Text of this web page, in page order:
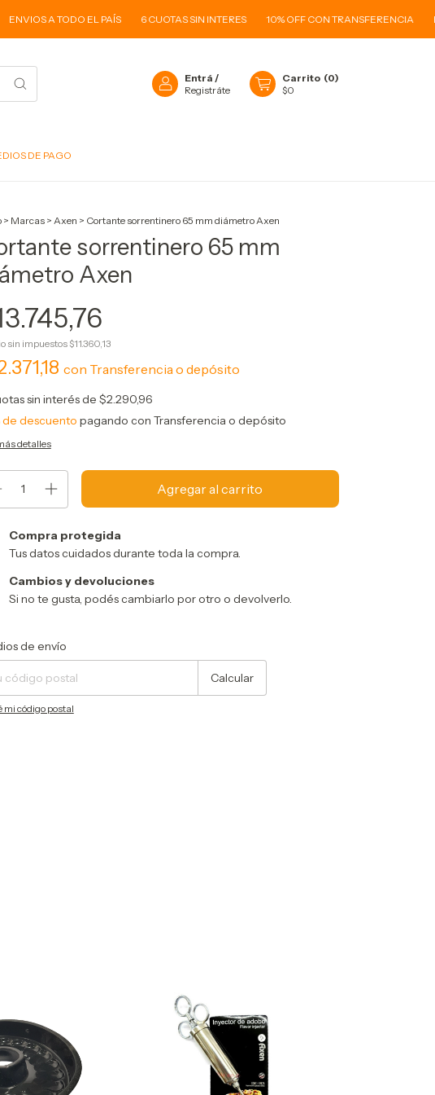
A TODO EL PAÍS 6 CUOTAS SIN INTERES 10% OFF CON TRANSFERENCIA
Entrá /
Registráte
Carrito (0)
$0
DE PAGO
> Marcas > Axen > Cortante sorrentinero 65 mm diámetro Axen
sorrentinero 65 mm
Axen
sin impuestos $11.360,13
con Transferencia o depósito
sin interés de $2.290,96
de descuento pagando con Transferencia o depósito
detalles
Compra protegida
Tus datos cuidados durante toda la compra.
Cambios y devoluciones
Si no te gusta, podés cambiarlo por otro o devolverlo.
para el CP:
de envío
Calcular
mi código postal